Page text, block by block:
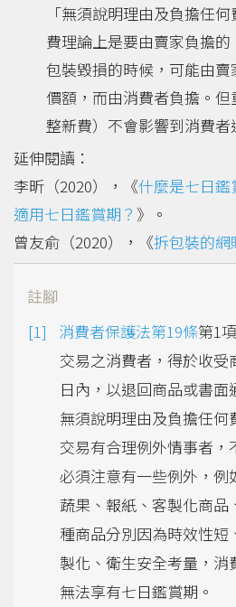
「無須說明理由及負擔任
費理論上是要由賣家負擔
包裝毀損的時候，可能由
價額，而由消費者負擔。
整新費）不會影響到消費者
延伸閱讀：
李昕（2020），《什麼是七日
適用七日鑑賞期？ 》。
曾友俞（2020），《拆包裝的網
註腳
消費者保護法第19條第1
交易之消費者，得於收受
日內，以退回商品或書面
無須說明理由及負擔任
交易有合理例外情事者，
必須注意有一些例外，例
蔬果、報紙、客製化商品
種商品分別因為時效性短
製化、衛生安全考量，
無法享有七日鑑賞期。